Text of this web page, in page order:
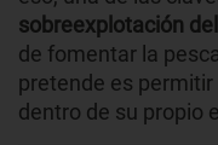
sobreexplotación
de fomentar la
pretende es
dentro de su propio